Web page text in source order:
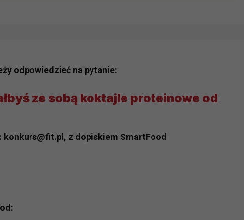
odpowiedzieć na pytanie:
ze sobą koktajle proteinowe od
konkurs@fit.pl, z dopiskiem SmartFood